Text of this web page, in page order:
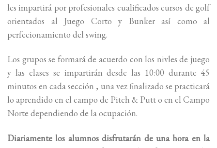
les impartirá por profesionales cualificados cursos de golf
orientados al Juego Corto y Bunker así como al
perfecionamiento del swing.
Los grupos se formará de acuerdo con los nivles de juego
y las clases se impartirán desde las 10:00 durante 45
minutos en cada sección , una vez finalizado se practicará
lo aprendido en el campo de Pitch & Putt o en el Campo
Norte dependiendo de la ocupación.
Diariamente los alumnos disfrutarán de una hora en la